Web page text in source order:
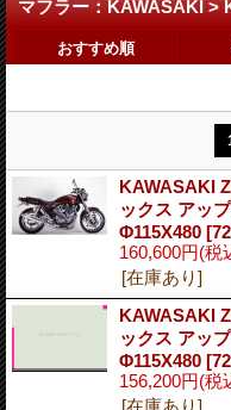
マフラー：KAWASAKI >
おすすめ順
KAWASAKI
ックス アッ
Φ115X480
160,600円(税
[在庫あり]
KAWASAKI
ックス アッ
Φ115X480
156,200円(税
[在庫あり]